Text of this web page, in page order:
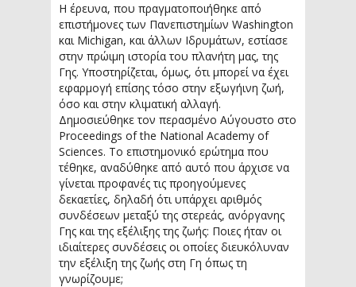
Η έρευνα, που πραγματοποιήθηκε από
επιστήμονες των Πανεπιστημίων Washington
και Michigan, και άλλων Ιδρυμάτων, εστίασε
στην πρώιμη ιστορία του πλανήτη μας, της
Γης. Υποστηρίζεται, όμως, ότι μπορεί να έχει
εφαρμογή επίσης τόσο στην εξωγήινη ζωή,
όσο και στην κλιματική αλλαγή.
Δημοσιεύθηκε τον περασμένο Αύγουστο στο
Proceedings of the National Academy of
Sciences. Το επιστημονικό ερώτημα που
τέθηκε, αναδύθηκε από αυτό που άρχισε να
γίνεται προφανές τις προηγούμενες
δεκαετίες, δηλαδή ότι υπάρχει αριθμός
συνδέσεων μεταξύ της στερεάς, ανόργανης
Γης και της εξέλιξης της ζωής: Ποιες ήταν οι
ιδιαίτερες συνδέσεις οι οποίες διευκόλυναν
την εξέλιξη της ζωής στη Γη όπως τη
γνωρίζουμε;